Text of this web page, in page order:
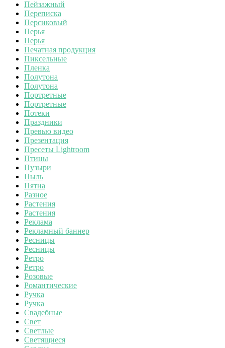
Пейзажный
Переписка
Персиковый
Перья
Перья
Печатная продукция
Пиксельные
Пленка
Полутона
Полутона
Портретные
Портретные
Потеки
Праздники
Превью видео
Презентация
Пресеты Lightroom
Птицы
Пузыри
Пыль
Пятна
Разное
Растения
Растения
Реклама
Рекламный баннер
Ресницы
Ресницы
Ретро
Ретро
Розовые
Романтические
Ручка
Ручка
Свадебные
Свет
Светлые
Светящиеся